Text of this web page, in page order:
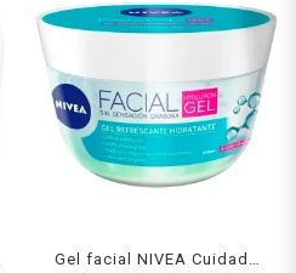
Gel facial NIVEA Cuidado